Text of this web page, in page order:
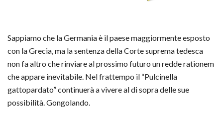
Sappiamo che la Germania è il paese maggiormente esposto
con la Grecia, ma la sentenza della Corte suprema tedesca
non fa altro che rinviare al prossimo futuro un redde rationem
che appare inevitabile. Nel frattempo il “Pulcinella
gattopardato” continuerà a vivere al di sopra delle sue
possibilità. Gongolando.